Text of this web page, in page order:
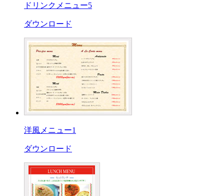
ドリンクメニュー5
ダウンロード
洋風メニュー1
ダウンロード